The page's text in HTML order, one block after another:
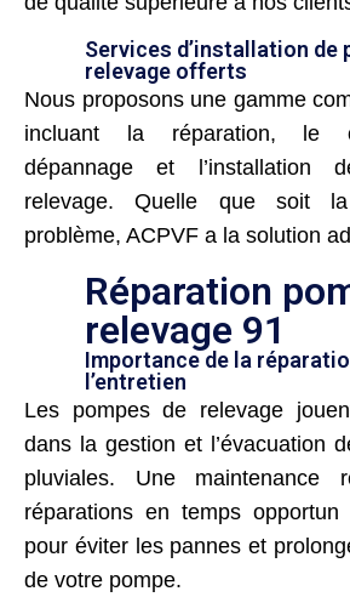
Services d’installation de
relevage offerts
Nous proposons une gamme
incluant la réparation, le
dépannage et l’installation
relevage. Quelle que soit
problème, ACPVF a la solution
Réparation
relevage 91
Importance de la
l’entretien
Les pompes de relevage
dans la gestion et l’évacuation
pluviales. Une maintenance
réparations en temps opportun
pour éviter les pannes et
de votre pompe.